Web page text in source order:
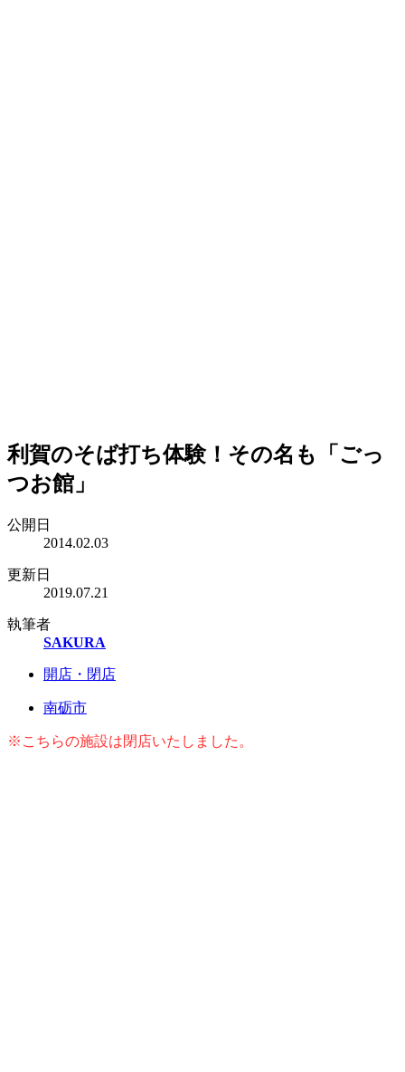
利賀のそば打ち体験！その名も「ごっ
つお館」
公開日
2014.02.03
更新日
2019.07.21
執筆者
SAKURA
開店・閉店
南砺市
※こちらの施設は閉店いたしました。